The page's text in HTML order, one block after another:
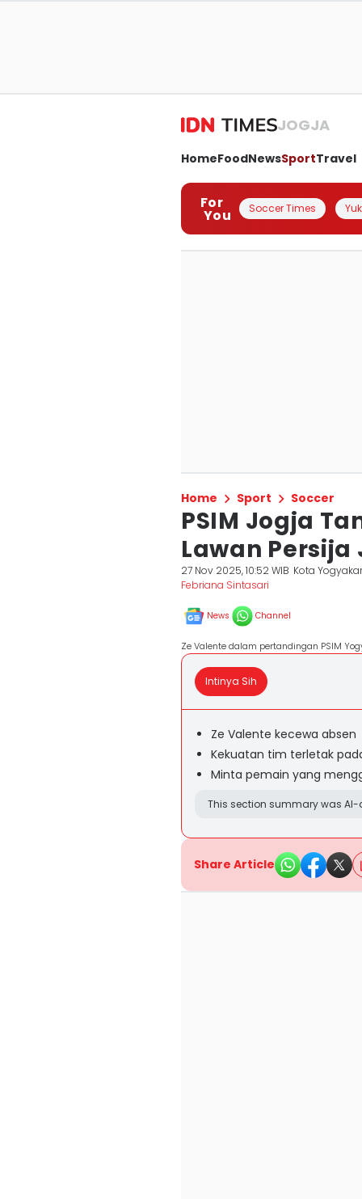
JOGJA
HomeFoodNewsSportTravel
For
You Soccer Times
Home Sport Soccer
PSIM Jogja
Lawan
27 Nov 2025, 10:52 WIB Kota
Febriana Sintasari
News Channel
Ze Valente dalam pertandingan PSIM
Intinya Sih
Ze Valente kecewa absen
Kekuatan tim terletak
Minta pemain yang
This section summary was
Share Article